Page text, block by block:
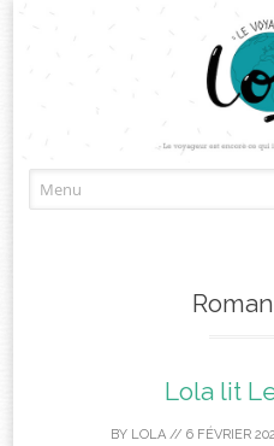
Lola lit
BY LOLA // 6 FÉVRIER